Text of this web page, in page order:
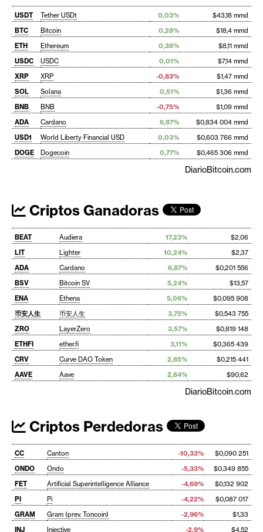
USDT Tether USDt 0,03%
$43,18 mmd
BTC
Bitcoin 0,28%
$18,4 mmd
ETH
Ethereum 0,38%
$8,11 mmd
USDC
USDC 0,01%
$7,14 mmd
XRP
XRP -0,83%
$1,47 mmd
SOL
Solana 0,51%
$1,36 mmd
BNB
BNB -0,75%
$1,09 mmd
ADA
Cardano 6,87%
$0,834 004 mmd
USD1
World Liberty Financial USD 0,03%
$0,603 766 mmd
DOGE
Dogecoin 0,77% $0,465 306 mmd
DiarioBitcoin.com
Criptos Ganadoras
BEAT Audiera 17,23%
$2,06
LIT
Lighter 10,24%
$2,37
ADA
Cardano 6,87%
$0,201 556
BSV
Bitcoin SV 5,24%
$13,57
ENA
Ethena 5,06%
$0,095 908
币安人生
币安人生 3,75%
$0,543 755
ZRO
LayerZero 3,57%
$0,819 148
ETHFI
ether.fi 3,11%
$0,365 439
CRV
Curve DAO Token 2,85%
$0,215 441
AAVE
Aave 2,84% $90,62
DiarioBitcoin.com
Criptos Perdedoras
CC Canton -10,33%
$0,090 251
ONDO
Ondo -5,33%
$0,349 855
FET
Artificial Superintelligence Alliance -4,69%
$0,132 902
PI
Pi -4,22%
$0,087 017
GRAM
Gram (prev. Toncoin) -2,96%
$1,33
INJ
Injective -2,9% $4,52